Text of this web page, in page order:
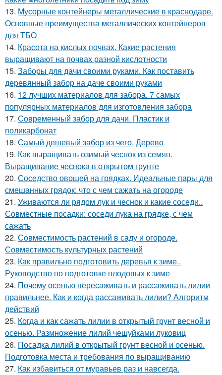
13. Мусорные контейнеры металлические в краснодаре.
Основные преимущества металлических контейнеров
для ТБО
14. Красота на кислых почвах. Какие растения
выращивают на почвах разной кислотности
15. Заборы для дачи своими руками. Как поставить
деревянный забор на даче своими руками
16. 12 лучших материалов для забора. 7 самых
популярных материалов для изготовления забора
17. Современный забор для дачи. Пластик и
поликарбонат
18. Самый дешевый забор из чего. Дерево
19. Как выращивать озимый чеснок из семян.
Выращивание чеснока в открытом грунте
20. Соседство овощей на грядках. Идеальные пары для
смешанных грядок: что с чем сажать на огороде
21. Уживаются ли рядом лук и чеснок и какие соседи..
Совместные посадки: соседи лука на грядке, с чем
сажать
22. Совместимость растений в саду и огороде.
Совместимость культурных растений
23. Как правильно подготовить деревья к зиме..
Руководство по подготовке плодовых к зиме
24. Почему осенью пересаживать и рассаживать лилии
правильнее. Как и когда рассаживать лилии? Алгоритм
действий
25. Когда и как сажать лилии в открытый грунт весной и
осенью. Размножение лилий чешуйками луковиц
26. Посадка лилий в открытый грунт весной и осенью.
Подготовка места и требования по выращиванию
27. Как избавиться от муравьев раз и навсегда.